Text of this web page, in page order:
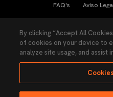
FAQ's Aviso
Ley Transparencia
By clicking “Accept All
of cookies on your device to
analyze site usage, and assist